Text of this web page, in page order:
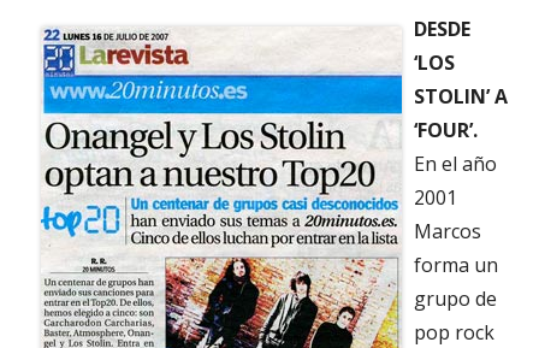
DESDE
‘LOS
STOLIN’ A
‘FOUR’.
En el año
2001
Marcos
forma un
grupo de
pop rock